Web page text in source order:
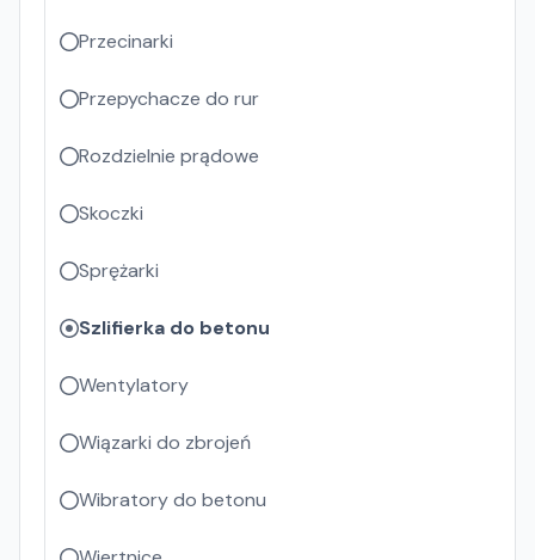
Przecinarki
Przepychacze do rur
Rozdzielnie prądowe
Skoczki
Sprężarki
Szlifierka do betonu
Wentylatory
Wiązarki do zbrojeń
Wibratory do betonu